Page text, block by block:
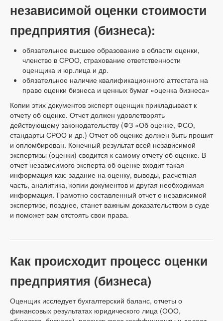
независимой оценки стоимости
предприятия (бизнеса):
обязательное высшее образование в области оценки,
членство в СРОО, страхование ответственности
оценщика и юр.лица и др.
обязательное наличие квалификационного аттестата на
право оценки бизнеса и ценных бумаг «оценка бизнеса»
Копии этих документов эксперт оценщик прикладывает к
отчету об оценке. Отчет должен удовлетворять
действующему законодательству (ФЗ «Об оценке, ФСО,
стандарты СРОО и др.) Отчет об оценке должен быть прошит
и опломбирован. Конечный результат всей независимой
экспертизы (оценки) сводится к самому отчету об оценке. В
отчет независимого эксперта об оценке входит такая
информация как: задание на оценку, выводы, расчетная
часть, аналитика, копии документов и другая необходимая
информация. Грамотно составленный отчет о независимой
экспертизе, позднее, станет важным доказательством в суде
и поможет вам отстоять свои права.
Как происходит процесс оценки
предприятия (бизнеса)
Оценщик исследует бухгалтерский баланс, отчеты о
финансовых результатах юридического лица (ООО,